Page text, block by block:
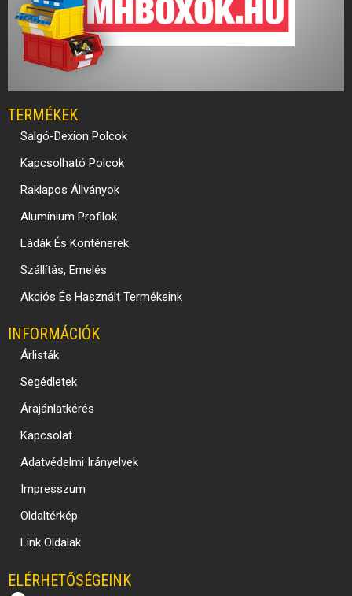
TERMÉKEK
Salgó-Dexion Polcok
Kapcsolható Polcok
Raklapos Állványok
Alumínium Profilok
Ládák És Konténerek
Szállítás, Emelés
Akciós És Használt Termékeink
INFORMÁCIÓK
Árlisták
Segédletek
Árajánlatkérés
Kapcsolat
Adatvédelmi Irányelvek
Impresszum
Oldaltérkép
Link Oldalak
ELÉRHETŐSÉGEINK